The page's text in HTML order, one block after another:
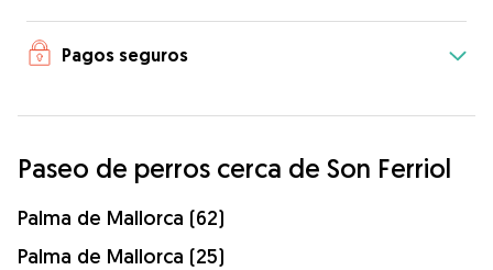
Pagos seguros
Paseo de perros cerca de Son Ferriol
Palma de Mallorca (62)
Palma de Mallorca (25)